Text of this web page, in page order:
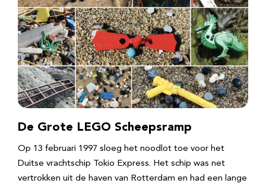
De Grote LEGO Scheepsramp
Op 13 februari 1997 sloeg het noodlot toe voor het
Duitse vrachtschip Tokio Express. Het schip was net
vertrokken uit de haven van Rotterdam en had een lange